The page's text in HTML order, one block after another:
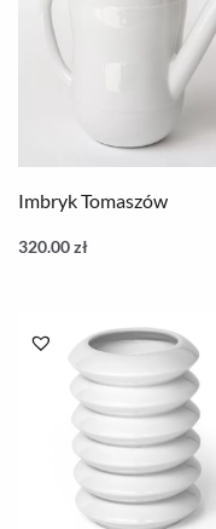
Imbryk Tomaszów
320.00zł